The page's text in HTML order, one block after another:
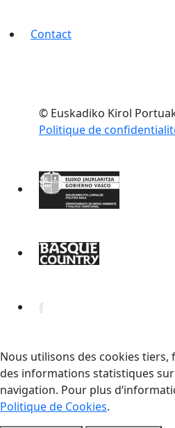
Contact
© Euskadiko Kirol
Politique de
Nous utilisons des cookies
des informations statistiques sur
navigation. Pour plus
Politique de Cookies.